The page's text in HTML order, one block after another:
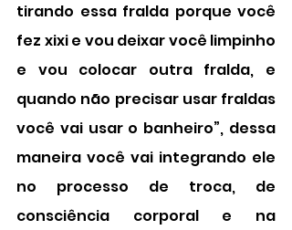
tirando essa fralda porque você
fez xixi e vou deixar você limpinho
e vou colocar outra fralda, e
quando não precisar usar fraldas
você vai usar o banheiro”, dessa
maneira você vai integrando ele
no processo de troca, de
consciência corporal e na